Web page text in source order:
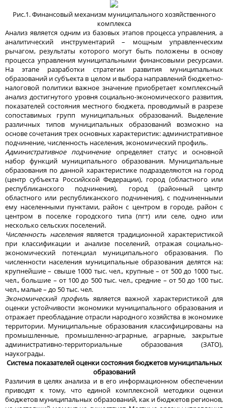
Рис.1. Финансовый механизм муниципального хозяйственного
комплекса
Анализ является одним из базовых этапов процесса управления, а
аналитический инструментарий – мощным управленческим
рычагом, результаты которого могут быть положены в основу
процесса управления муниципальными финансовыми ресурсами.
На этапе разработки стратегии развития муниципальных
образований и субъекта в целом и выбора направлений бюджетно-
налоговой политики важное значение приобретает комплексный
анализ достигнутого уровня социально-экономического развития,
показателей состояния местного бюджета, проводимый в разрезе
сопоставимых групп муниципальных образований. Выделение
различных типов муниципальных образований возможно на
основе сочетания трех основных характеристик: административное
подчинение, численность населения, экономический профиль.
Административное подчинение определяет статус и основной
набор функций муниципального образования. Муниципальные
образования по данной характеристике подразделяются на город
(центр субъекта Российской Федерации), город (областного или
республиканского подчинения), город (районный центр
областного или республиканского подчинения), с подчиненными
ему населенными пунктами, район с центром в городе, район с
центром в поселке городского типа (пгт) или селе, одно или
несколько сельских поселений.
Численность населения является традиционной характеристикой
при классификации и анализе поселений, отражая социально-
экономический потенциал муниципального образования. По
численности населения муниципальные образования делятся на:
крупнейшие – свыше 1000 тыс. чел., крупные – от 500 до 1000 тыс.
чел., большие – от 100 до 500 тыс. чел., средние – от 50 до 100 тыс.
чел., малые – до 50 тыс. чел.
Экономический профиль является важной характеристикой для
оценки устойчивости экономики муниципального образования и
отражает преобладание отрасли народного хозяйства в экономике
территории. Муниципальные образования классифицированы на
промышленные, промышленно-аграрные, аграрные, закрытые
административно-территориальные образования (ЗАТО),
наукограды.
Система показателей оценки состояния бюджетов муниципальных
образований
Различия в целях анализа и в его информационном обеспечении
приводят к тому, что единой комплексной методики оценки
бюджетов муниципальных образований, как и бюджетов регионов,